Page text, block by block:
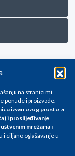
na stranici mi
ponude i proizvode.
izvan ovog prostora
i proslijeđivanje
mrežama i
ciljano oglašavanje u
se na
i podložne su
i uključuju PDV. Sve